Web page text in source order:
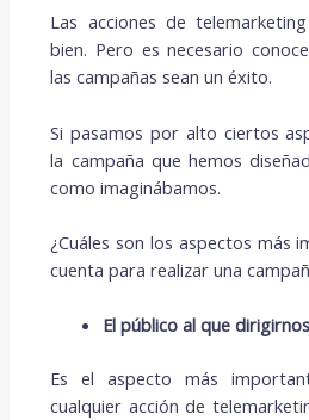
Las acciones de
bien. Pero es necesario
las campañas sean un éxito.
Si pasamos por alto ciertos
la campaña que hemos
como imaginábamos.
¿Cuáles son los aspectos más
cuenta para realizar una
El público al que dirigirnos
Es el aspecto más
cualquier acción de